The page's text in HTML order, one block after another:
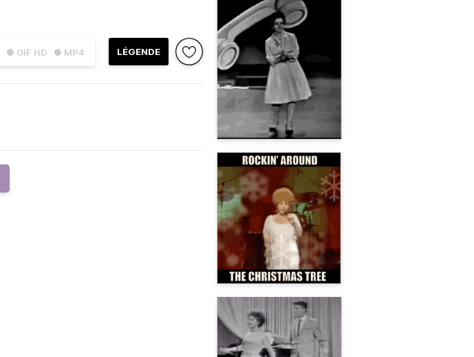
● GIF HD ● MP4 LÉGENDE